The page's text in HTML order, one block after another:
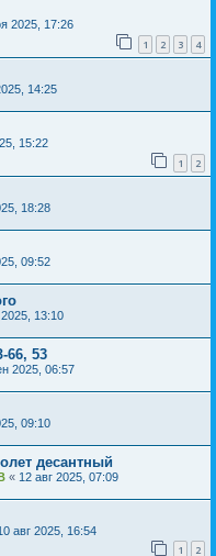
2025, 17:26
1 2 3 4
14:25
15:22
1 2
18:28
09:52
13:10
66, 53
2025, 06:57
09:10
десантный
« 12 авг 2025, 07:09
авг 2025, 16:54
1 2